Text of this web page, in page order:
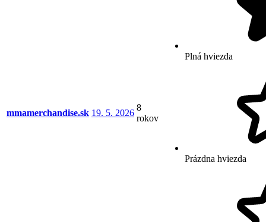
mmamerchandise.sk 19. 5. 2026
8
rokov
Plná hviezda
Prázdna hviezda